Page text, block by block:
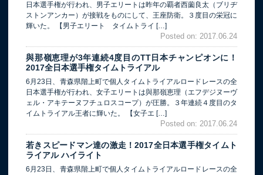
日本選手権が行われ、男子エリートは昨年の覇者西薗良太（ブリヂ
ストンアンカー）が接戦をものにして、王座防衛。３度目の栄冠に
輝いた。 【男子エリート タイムトライ […]
Posted on: 2017.06.24
與那嶺恵理が3年連続4度目のTT日本チャンピオンに！
2017全日本選手権タイムトライアル
6月23日、青森県階上町で個人タイムトライアルロードレースの全
日本選手権が行われ、女子エリートは與那嶺恵理（エフデジヌーヴ
ェル・アキテーヌフチュロスコープ）が圧勝。３年連続４度目のタ
イムトライアル王者に輝いた。 【女子エ […]
Posted on: 2017.06.24
若きスピードマン達の激走！2017全日本選手権タイムト
ライアル ハイライト
6月23日、青森県階上町で個人タイムトライアルロードレースの全